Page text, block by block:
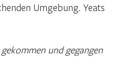
Umgebung. Yeats
und gegangen